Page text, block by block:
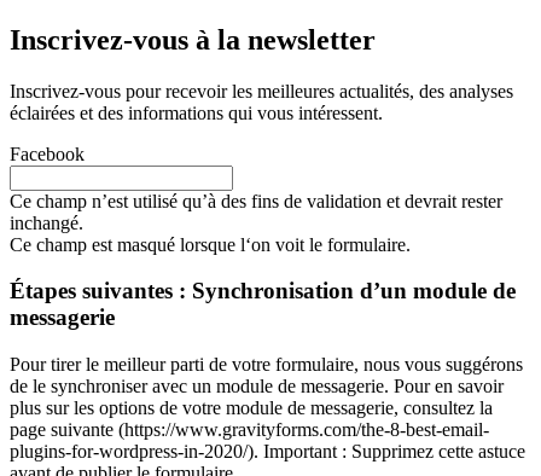
Inscrivez-vous à la newsletter
Inscrivez-vous pour recevoir les meilleures actualités, des analyses
éclairées et des informations qui vous intéressent.
Facebook
Ce champ n’est utilisé qu’à des fins de validation et devrait rester
inchangé.
Ce champ est masqué lorsque l‘on voit le formulaire.
Étapes suivantes : Synchronisation d’un module de
messagerie
Pour tirer le meilleur parti de votre formulaire, nous vous suggérons
de le synchroniser avec un module de messagerie. Pour en savoir
plus sur les options de votre module de messagerie, consultez la
page suivante (https://www.gravityforms.com/the-8-best-email-
plugins-for-wordpress-in-2020/). Important : Supprimez cette astuce